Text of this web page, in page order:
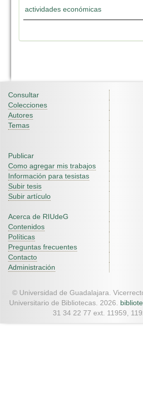
actividades económicas
Consultar
Colecciones
Autores
Temas
Publicar
Como agregar mis trabajos
Información para tesistas
Subir tesis
Subir artículo
Acerca de RIUdeG
Contenidos
Políticas
Preguntas frecuentes
Contacto
Administración
© Universidad de Guadalajara.
Universitario de Bibliotecas. 2026.
31 34 22 77 ext. 11959,